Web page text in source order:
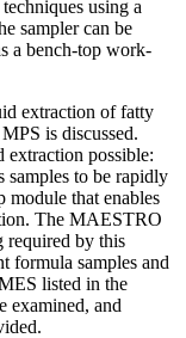
using a
sampler can be
a bench-top work-
extraction of fatty
is discussed.
possible:
to be rapidly
that enables
The MAESTRO
required by this
formula samples and
listed in the
and